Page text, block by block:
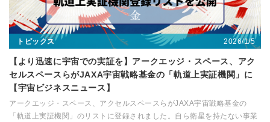
トピックス 2026/1/5
【より迅速に宇宙での実証を】アークエッジ・スペース、アク
セルスペースらがJAXA宇宙戦略基金の「軌道上実証機関」に
【宇宙ビジネスニュース】
アークエッジ・スペース、アクセルスペースらがJAXA宇宙戦略基金の
「軌道上実証機関」のリストに登録されました。自ら衛星を持たない事業